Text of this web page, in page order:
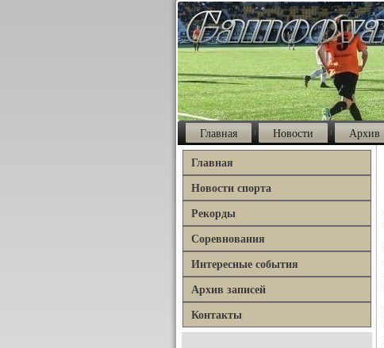
Главная Новости Архив
Главная
Новости спорта
Рекорды
Соревнования
Интересные события
Архив записей
Контакты